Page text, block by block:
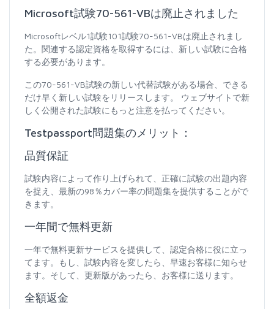
Microsoft試験70-561-VBは廃止されました
Microsoftレベル1試験101試験70-561-VBは廃止されまし
た。関連する認定資格を取得するには、新しい試験に合格
する必要があります。
この70-561-VB試験の新しい代替試験がある場合、できる
だけ早く新しい試験をリリースします。 ウェブサイトで新
しく公開された試験にもっと注意を払ってください。
Testpassport問題集のメリット：
品質保証
試験内容によって作り上げられて、正確に試験の出題内容
を捉え、最新の98％カバー率の問題集を提供することがで
きます。
一年間で無料更新
一年で無料更新サービスを提供して、認定合格に役に立っ
てます。もし、試験内容を変したら、早速お客様に知らせ
ます。そして、更新版があったら、お客様に送ります。
全額返金